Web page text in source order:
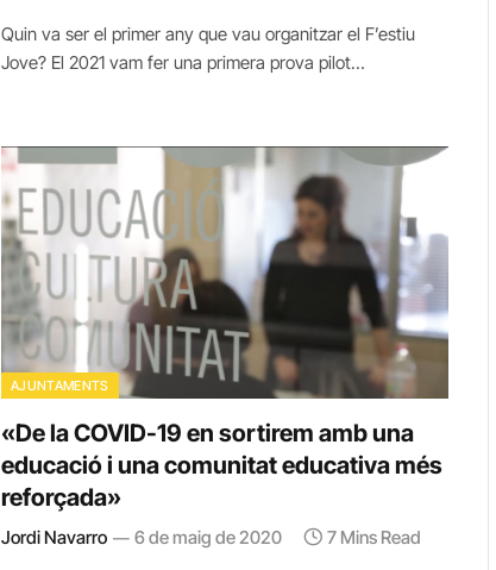
Quin va ser el primer any que vau organitzar el F’estiu
Jove? El 2021 vam fer una primera prova pilot…
AJUNTAMENTS
«De la COVID-19 en sortirem amb una
educació i una comunitat educativa més
reforçada»
Jordi Navarro 6 de maig de 2020 7 Mins Read